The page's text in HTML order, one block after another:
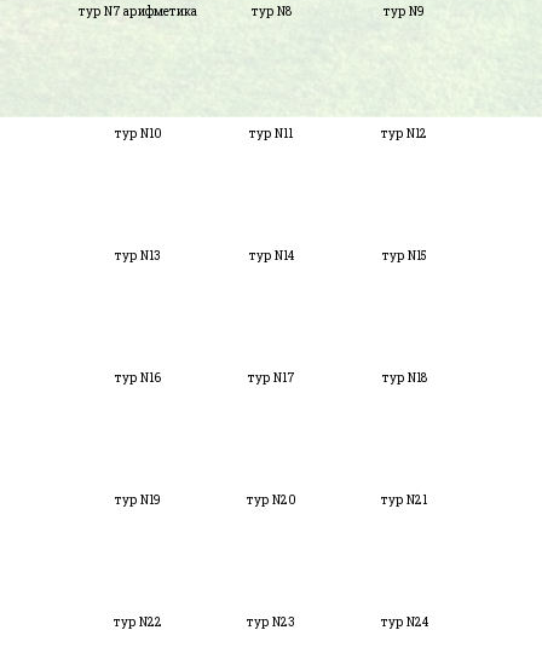
тур N7 арифметика тур N8 тур N9
тур N10 тур N11 тур N12
тур N13 тур N14 тур N15
тур N16 тур N17 тур N18
тур N19 тур N20 тур N21
тур N22 тур N23 тур N24